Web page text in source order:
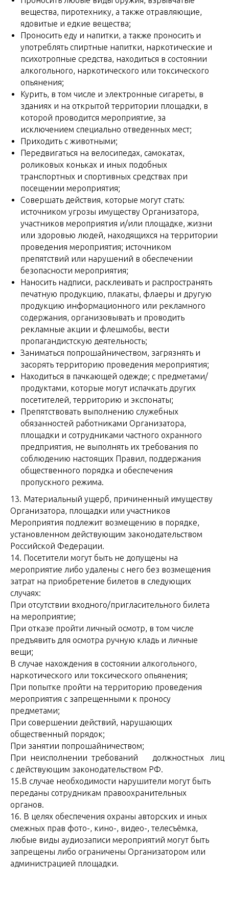
вещества, пиротехнику, а также отравляющие,
ядовитые и едкие вещества;
Проносить еду и напитки, а также проносить и
употреблять спиртные напитки, наркотические и
психотропные средства, находиться в состоянии
алкогольного, наркотического или токсического
опьянения;
Курить, в том числе и электронные сигареты, в
зданиях и на открытой территории площадки, в
которой проводится мероприятие, за
исключением специально отведенных мест;
Приходить с животными;
Передвигаться на велосипедах, самокатах,
роликовых коньках и иных подобных
транспортных и спортивных средствах при
посещении мероприятия;
Совершать действия, которые могут стать:
источником угрозы имуществу Организатора,
участников мероприятия и/или площадке, жизни
или здоровью людей, находящихся на территории
проведения мероприятия; источником
препятствий или нарушений в обеспечении
безопасности мероприятия;
Наносить надписи, расклеивать и распространять
печатную продукцию, плакаты, флаеры и другую
продукцию информационного или рекламного
содержания, организовывать и проводить
рекламные акции и флешмобы, вести
пропагандистскую деятельность;
Заниматься попрошайничеством, загрязнять и
засорять территорию проведения мероприятия;
Находиться в пачкающей одежде; с предметами/
продуктами, которые могут испачкать других
посетителей, территорию и экспонаты;
Препятствовать выполнению служебных
обязанностей работниками Организатора,
площадки и сотрудниками частного охранного
предприятия, не выполнять их требования по
соблюдению настоящих Правил, поддержания
общественного порядка и обеспечения
пропускного режима.
13. Материальный ущерб, причиненный имуществу
Организатора, площадки или участников
Мероприятия подлежит возмещению в порядке,
установленном действующим законодательством
Российской Федерации.
14. Посетители могут быть не допущены на
мероприятие либо удалены с него без возмещения
затрат на приобретение билетов в следующих
случаях:
При отсутствии входного/пригласительного билета
на мероприятие;
При отказе пройти личный осмотр, в том числе
предъявить для осмотра ручную кладь и личные
вещи;
В случае нахождения в состоянии алкогольного,
наркотического или токсического опьянения;
При попытке пройти на территорию проведения
мероприятия с запрещенными к проносу
предметами;
При совершении действий, нарушающих
общественный порядок;
При занятии попрошайничеством;
При неисполнении требований должностных
с действующим законодательством РФ.
15.В случае необходимости нарушители могут быть
переданы сотрудникам правоохранительных
органов.
16. В целях обеспечения охраны авторских и иных
смежных прав фото-, кино-, видео-, телесъёмка,
любые виды аудиозаписи мероприятий могут быть
запрещены либо ограничены Организатором или
администрацией площадки.